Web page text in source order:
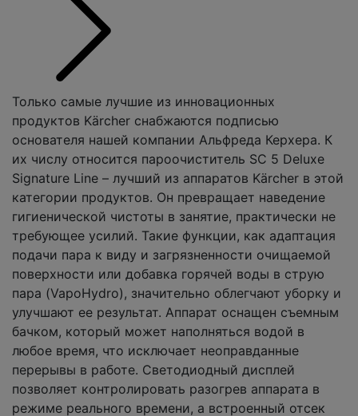
Только самые лучшие из инновационных
продуктов Kärcher снабжаются подписью
основателя нашей компании Альфреда Керхера. К
их числу относится пароочиститель SC 5 Deluxe
Signature Line – лучший из аппаратов Kärcher в этой
категории продуктов. Он превращает наведение
гигиенической чистоты в занятие, практически не
требующее усилий. Такие функции, как адаптация
подачи пара к виду и загрязненности очищаемой
поверхности или добавка горячей воды в струю
пара (VapoHydro), значительно облегчают уборку и
улучшают ее результат. Аппарат оснащен съемным
бачком, который может наполняться водой в
любое время, что исключает неоправданные
перерывы в работе. Светодиодный дисплей
позволяет контролировать разогрев аппарата в
режиме реального времени, а встроенный отсек